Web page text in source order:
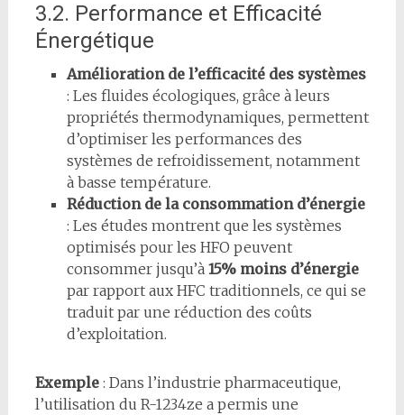
3.2. Performance et Efficacité
Énergétique
Amélioration de l’efficacité des systèmes
: Les fluides écologiques, grâce à leurs
propriétés thermodynamiques, permettent
d’optimiser les performances des
systèmes de refroidissement, notamment
à basse température.
Réduction de la consommation d’énergie
: Les études montrent que les systèmes
optimisés pour les HFO peuvent
consommer jusqu’à 15% moins d’énergie
par rapport aux HFC traditionnels, ce qui se
traduit par une réduction des coûts
d’exploitation.
Exemple: Dans l’industrie pharmaceutique,
l’utilisation du R-1234ze a permis une